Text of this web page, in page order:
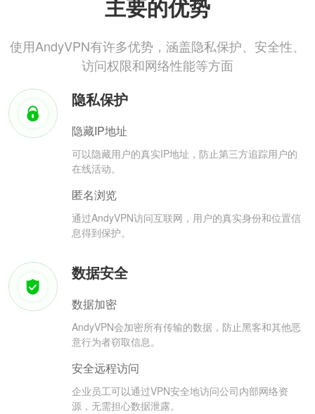
主要的优势
使用AndyVPN有许多优势，涵盖隐私保护、安全性、
访问权限和网络性能等方面
隐私保护
隐藏IP地址
可以隐藏用户的真实IP地址，防止第三方追踪用户的
在线活动。
匿名浏览
通过AndyVPN访问互联网，用户的真实身份和位置信
息得到保护。
数据安全
数据加密
AndyVPN会加密所有传输的数据，防止黑客和其他恶
意行为者窃取信息。
安全远程访问
企业员工可以通过VPN安全地访问公司内部网络资
源，无需担心数据泄露。